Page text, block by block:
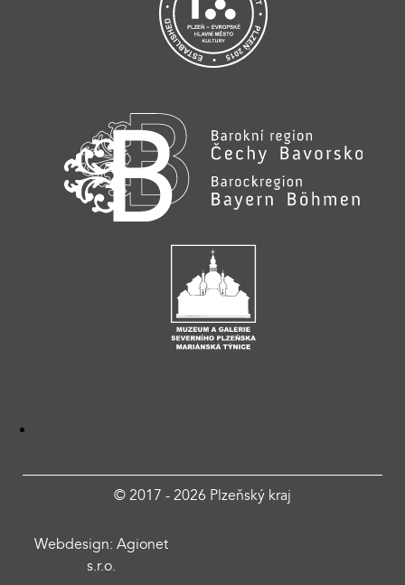
© 2017 - 2026 Plzeňský kraj
Webdesign: Agionet
s.r.o.